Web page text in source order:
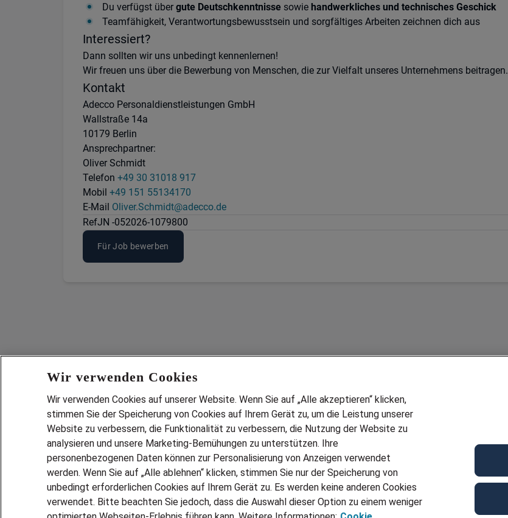
Du verfügst über gute Deutschkenntnisse sowie handwerkliches und technisches Geschick
Teamfähigkeit, Verantwortungsbewusstsein und sorgfältiges Arbeiten zeichnen dich aus
Interessiert?
Dann sollten wir uns unbedingt kennenlernen!
Wir freuen uns über die Bewerbung von Menschen, die zur Vielfalt unseres Unternehmens beitragen.
Kontakt
Adecco Personaldienstleistungen GmbH
Wallstraße 14a
10179 Berlin
Ansprechpartner:
Oliver Schmidt
Telefon +49 30 31018 917
Mobil +49 151 55134170
E-Mail Oliver.Schmidt@adecco.de
RefJN -052026-1079800
Für Job bewerben
Services
JOBSUCHE
LEBENSLAUF GENERATOR
ZEITARBEIT
PERSONALVERMITTLUNG
PARTNERSHIP WITH AIRBUS
Wir verwenden Cookies
Wir verwenden Cookies auf unserer Website. Wenn Sie auf „Alle akzeptieren“ klicken,
stimmen Sie der Speicherung von Cookies auf Ihrem Gerät zu, um die Leistung unserer
Website zu verbessern, die Funktionalität zu verbessern, die Nutzung der Website zu
analysieren und unsere Marketing-Bemühungen zu unterstützen. Ihre
personenbezogenen Daten können zur Personalisierung von Anzeigen verwendet
werden. Wenn Sie auf „Alle ablehnen“ klicken, stimmen Sie nur der Speicherung von
unbedingt erforderlichen Cookies auf Ihrem Gerät zu. Es werden keine anderen Cookies
verwendet. Bitte beachten Sie jedoch, dass die Auswahl dieser Option zu einem weniger